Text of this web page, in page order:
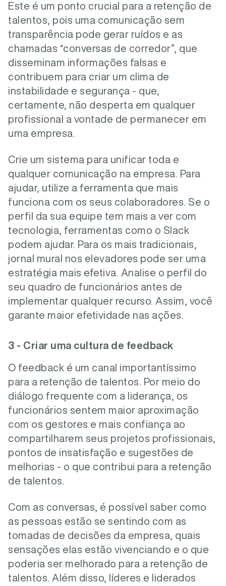
Este é um ponto crucial para a retenção de
talentos, pois uma comunicação sem
transparência pode gerar ruídos e as
chamadas “conversas de corredor”, que
disseminam informações falsas e
contribuem para criar um clima de
instabilidade e segurança - que,
certamente, não desperta em qualquer
profissional a vontade de permanecer em
uma empresa.
Crie um sistema para unificar toda e
qualquer comunicação na empresa. Para
ajudar, utilize a ferramenta que mais
funciona com os seus colaboradores. Se o
perfil da sua equipe tem mais a ver com
tecnologia, ferramentas como o Slack
podem ajudar. Para os mais tradicionais,
jornal mural nos elevadores pode ser uma
estratégia mais efetiva. Analise o perfil do
seu quadro de funcionários antes de
implementar qualquer recurso. Assim, você
garante maior efetividade nas ações.
3 - Criar uma cultura de feedback
O feedback é um canal importantíssimo
para a retenção de talentos. Por meio do
diálogo frequente com a liderança, os
funcionários sentem maior aproximação
com os gestores e mais confiança ao
compartilharem seus projetos profissionais,
pontos de insatisfação e sugestões de
melhorias - o que contribui para a retenção
de talentos.
Com as conversas, é possível saber como
as pessoas estão se sentindo com as
tomadas de decisões da empresa, quais
sensações elas estão vivenciando e o que
poderia ser melhorado para a retenção de
talentos. Além disso, líderes e liderados